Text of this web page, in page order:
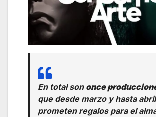
En total son once
que desde marzo y hasta
prometen regalos para el